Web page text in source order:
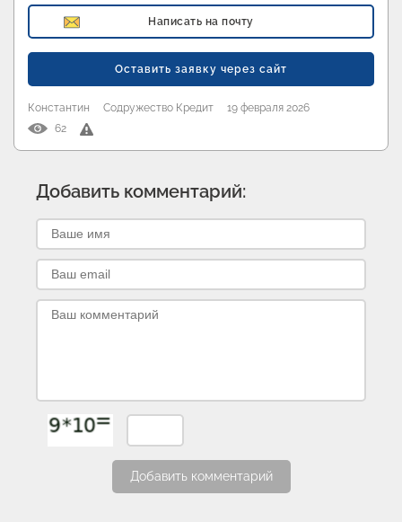
Написать на почту
Оставить заявку через сайт
Константин Содружество Кредит
19 февраля 2026
62
Добавить комментарий:
Добавить комментарий